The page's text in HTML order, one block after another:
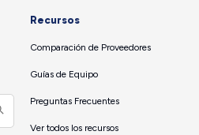
Recursos
Comparación de Proveedores
Guías de Equipo
Preguntas Frecuentes
Ver todos los recursos